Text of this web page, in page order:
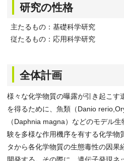
研究の性格
主たるもの：基礎科学研究
従たるもの：応用科学研究
全体計画
様々な化学物質の曝露が引き起こす
を得るために、魚類（Danio
（Daphnia magna）などのモデル
験を多様な作用機序を有する化学物
タから各化学物質の生態毒性の因果